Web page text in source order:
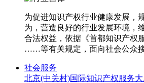
为促进知识产权行业健康发展，
为，营造良好的行业发展环境，
合法权益，依据《首都知识产权
……等有关规定，面向社会公众接
社会服务
北京(中关村)国际知识产权服务